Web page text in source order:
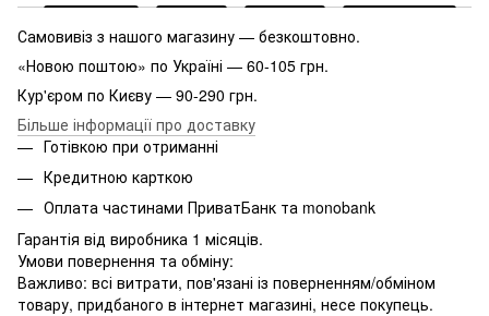
Самовивіз з нашого магазину — безкоштовно.
«Новою поштою» по Україні — 60-105 грн.
Кур'єром по Києву — 90-290 грн.
Більше інформації про доставку
Готівкою при отриманні
Кредитною карткою
Оплата частинами ПриватБанк та monobank
Гарантія від виробника 1 місяців.
Умови повернення та обміну:
Важливо: всі витрати, пов'язані із поверненням/обміном
товару, придбаного в інтернет магазині, несе покупець.